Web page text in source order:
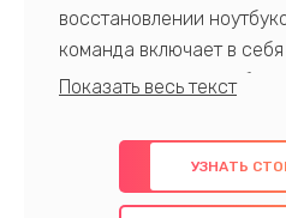
восстановлении
команда включает в
профессионалов с
предлагаем быстрый и
использованием
также гарантируем
УЗНАТЬ